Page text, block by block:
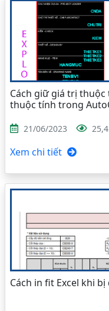
Cách giữ giá trị
thuộc tính trong
21/06/2023
Xem chi tiết
Cách in fit Excel khi